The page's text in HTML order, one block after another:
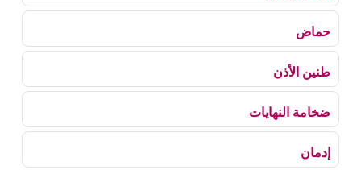
حماض
طنين الأذن
ضخامة النهايات
إدمان